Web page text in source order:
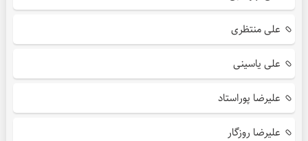
علی منتظری
علی یاسینی
علیرضا پوراستاد
علیرضا روزگار